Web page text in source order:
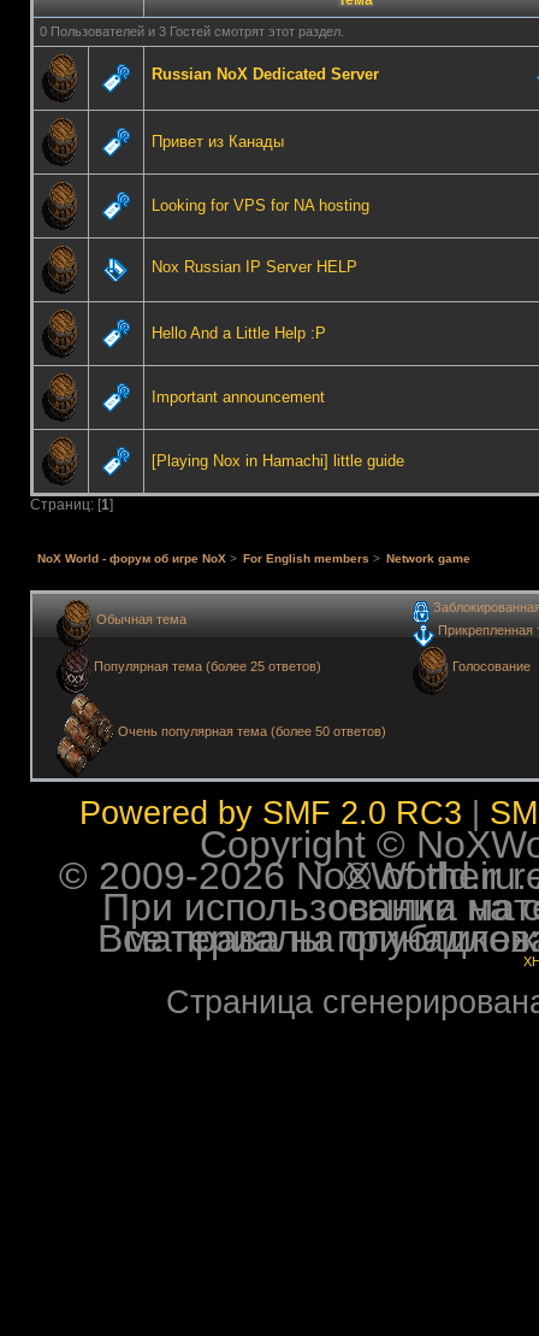
0 Пользователей и 3 Гостей смотрят этот раздел.
Russian NoX Dedicated Server
Привет из Канады
Looking for VPS for NA hosting
Nox Russian IP Server HELP
Hello And a Little Help :P
Important announcement
[Playing Nox in Hamachi] little guide
Страниц: [1]
NoX World - форум об игре NoX> For English members > Network game
Обычная тема
Популярная тема (более 25 ответов)
Очень популярная тема (более 50 ответов)
Прикрепленная
Голосование
Powered by SMF 2.0 RC3
Copyright ©
© 2009-2026 NoXWorld.ru. All
При использовании
Все права на опубликованные на форуме
Страница